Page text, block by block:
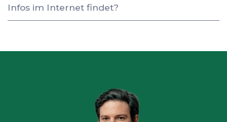
Infos im Internet findet?